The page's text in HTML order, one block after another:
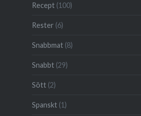
Recept(100)
Rester (6)
Snabbmat(8)
Snabbt(29)
Sött(2)
Spanskt(1)